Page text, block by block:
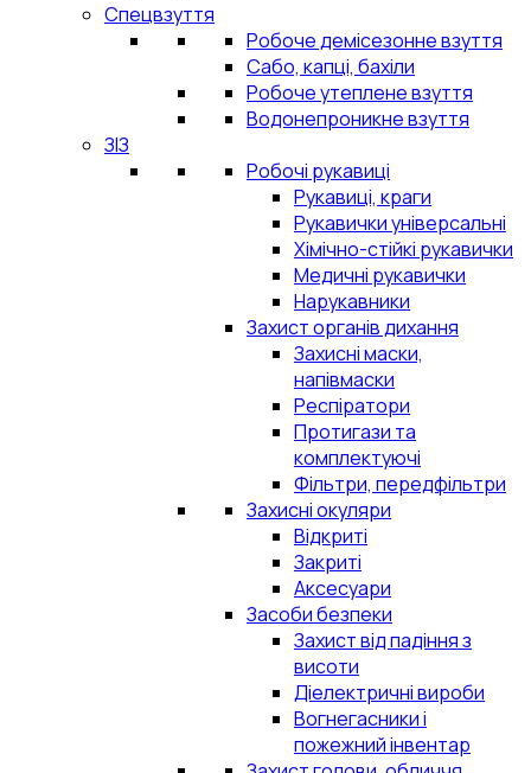
Спецвзуття
Робоче демісезонне взуття
Сабо, капці, бахіли
Робоче утеплене взуття
Водонепроникне взуття
ЗІЗ
Робочі рукавиці
Рукавиці, краги
Рукавички універсальні
Хімічно-стійкі рукавички
Медичні рукавички
Нарукавники
Захист органів дихання
Захисні маски,
напівмаски
Респіратори
Протигази та
комплектуючі
Фільтри, передфільтри
Захисні окуляри
Відкриті
Закриті
Аксесуари
Засоби безпеки
Захист від падіння з
висоти
Діелектричні вироби
Вогнегасники і
пожежний інвентар